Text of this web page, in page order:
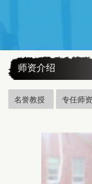
师资介绍
名誉教授 专任师资